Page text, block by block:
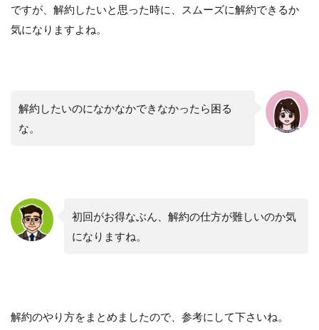
ですが、解約したいと思った時に、スムーズに解約できるか
気になりますよね。
解約したいのになかなかできなかったら困る
な。
初回がお得なぶん、解約の仕方が難しいのか気
になりますね。
解約のやり方をまとめましたので、参考にして下さいね。